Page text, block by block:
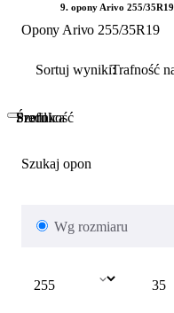
opony Arivo 255/35R19
Opony Arivo 255/35R19
Sortuj wyniki:
Szukaj opon
Wg rozmiaru
Szerokość
Profil
Średnica